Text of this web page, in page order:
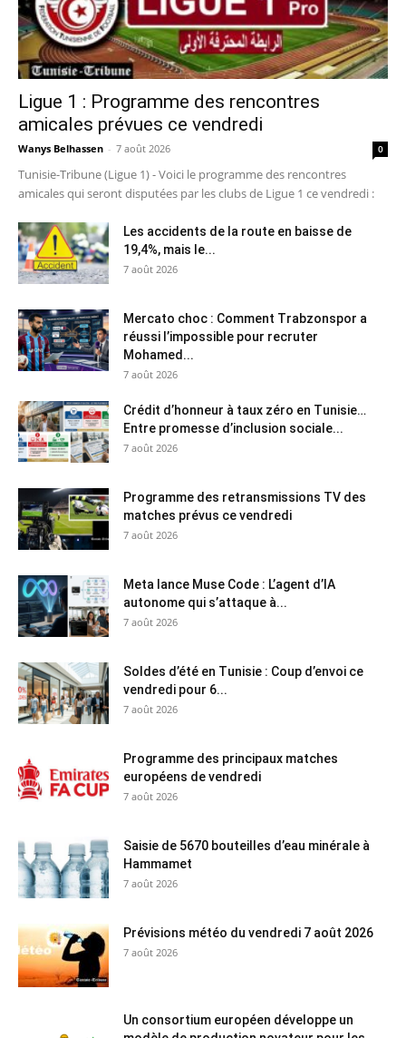
Ligue 1 : Programme des rencontres
amicales prévues ce vendredi
Wanys Belhassen - 7 août 2026 0
Tunisie-Tribune (Ligue 1) - Voici le programme des rencontres
amicales qui seront disputées par les clubs de Ligue 1 ce vendredi :
Les accidents de la route en baisse de
19,4%, mais le...
7 août 2026
Mercato choc : Comment Trabzonspor a
réussi l’impossible pour recruter
Mohamed...
7 août 2026
Crédit d’honneur à taux zéro en Tunisie…
Entre promesse d’inclusion sociale...
7 août 2026
Programme des retransmissions TV des
matches prévus ce vendredi
7 août 2026
Meta lance Muse Code : L’agent d’IA
autonome qui s’attaque à...
7 août 2026
Soldes d’été en Tunisie : Coup d’envoi ce
vendredi pour 6...
7 août 2026
Programme des principaux matches
européens de vendredi
7 août 2026
Saisie de 5670 bouteilles d’eau minérale à
Hammamet
7 août 2026
Prévisions météo du vendredi 7 août 2026
7 août 2026
Un consortium européen développe un